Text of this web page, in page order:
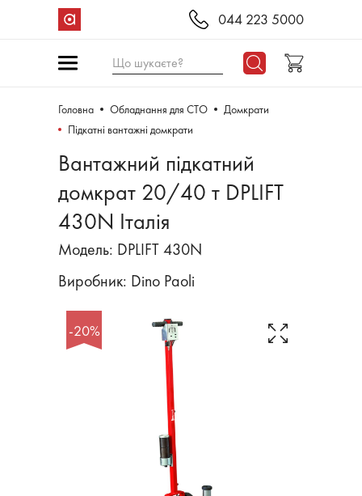
044 223 5000
Що шукаєте?
Головна Обладнання для СТО
Домкрати
Підкатні вантажні домкрати
Вантажний підкатний
домкрат 20/40 т DPLIFT
430N Італія
Модель: DPLIFT 430N
Виробник: Dino Paoli
-20%